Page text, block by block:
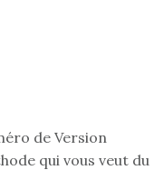
de Version
qui vous veut du